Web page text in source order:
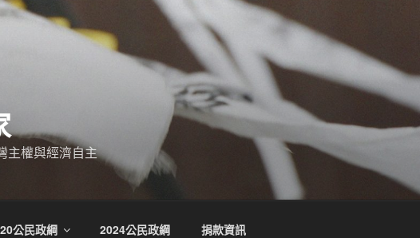
主權與經濟自主
公民政綱 2024公民政綱 捐款資訊